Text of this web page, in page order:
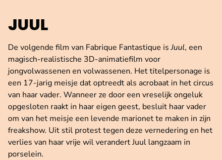
JUUL
De volgende film van Fabrique Fantastique isJuul, een
magisch-realistische 3D-animatiefilm voor
jongvolwassenen en volwassenen. Het titelpersonage is
een 17-jarig meisje dat optreedt als acrobaat in het circus
van haar vader. Wanneer ze door een vreselijk ongeluk
opgesloten raakt in haar eigen geest, besluit haar vader
om van het meisje een levende marionet te maken in zijn
freakshow. Uit stil protest tegen deze vernedering en het
verlies van haar vrije wil verandert Juul langzaam in
porselein.